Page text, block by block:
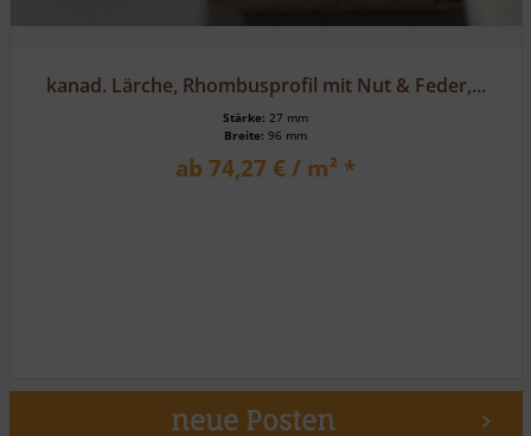
kanad. Lärche, Rhombusprofil mit Nut & Feder,...
Stärke: 27 mm
Breite: 96 mm
ab 74,27 € / m² *
neue Posten